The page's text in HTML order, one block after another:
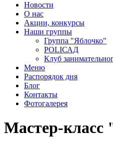
Новости
О нас
Акции, конкурсы
Наши группы
Группа "Яблочко"
POLIСАД
Клуб
Меню
Распорядок дня
Блог
Контакты
Фотогалерея
Мастер-класс